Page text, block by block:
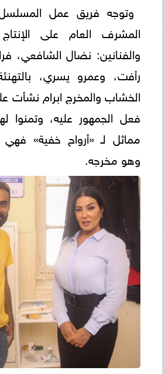
وتوجه فريق عمل
المشرف العام على
والفنانين: نضال الشافعي،
رأفت، وعمرو يسري،
الخشاب والمخرج ابرام نشأت
فعل الجمهور عليه، وتمنوا
مماثل لـ «أرواح خفية»
وهو مخرجه.